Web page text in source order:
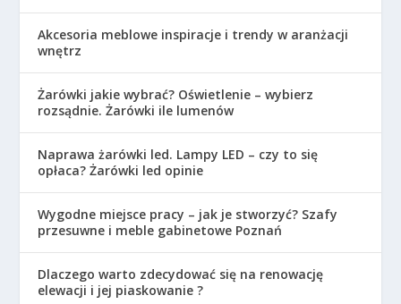
Akcesoria meblowe inspiracje i trendy w aranżacji
wnętrz
Żarówki jakie wybrać? Oświetlenie – wybierz
rozsądnie. Żarówki ile lumenów
Naprawa żarówki led. Lampy LED – czy to się
opłaca? Żarówki led opinie
Wygodne miejsce pracy – jak je stworzyć? Szafy
przesuwne i meble gabinetowe Poznań
Dlaczego warto zdecydować się na renowację
elewacji i jej piaskowanie ?